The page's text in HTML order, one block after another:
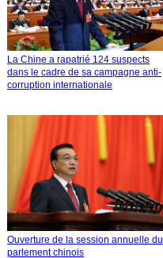
La Chine a rapatrié 124 suspects
dans le cadre de sa campagne anti-
corruption internationale
Ouverture de la session annuelle du
parlement chinois